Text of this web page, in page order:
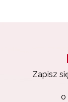
Zapisz
o